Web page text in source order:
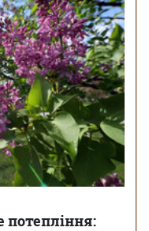
потепління: